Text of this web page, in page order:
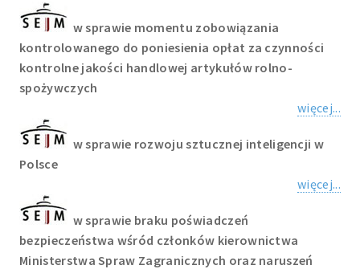
w sprawie momentu zobowiązania
kontrolowanego do poniesienia opłat za czynności
kontrolne jakości handlowej artykułów rolno-
spożywczych
więcej...
w sprawie rozwoju sztucznej inteligencji w
Polsce
więcej...
w sprawie braku poświadczeń
bezpieczeństwa wśród członków kierownictwa
Ministerstwa Spraw Zagranicznych oraz naruszeń